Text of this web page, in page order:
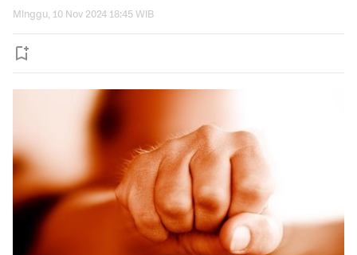
Minggu, 10 Nov 2024 18:45 WIB